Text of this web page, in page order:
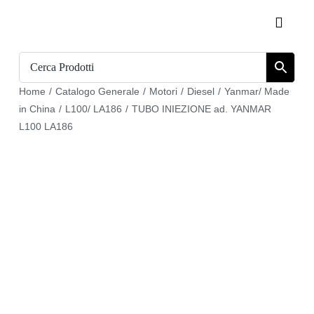
contenuto
Toggle
Catalogo
Home / Catalogo Generale / Motori / Diesel / Yanmar/ Made
in China / L100/ LA186 / TUBO INIEZIONE ad. YANMAR
L100 LA186